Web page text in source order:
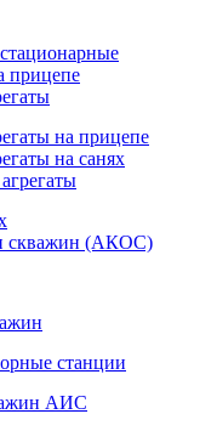
прицепе
на прицепе
на санях
скважин (АКОС)
станции
АИС